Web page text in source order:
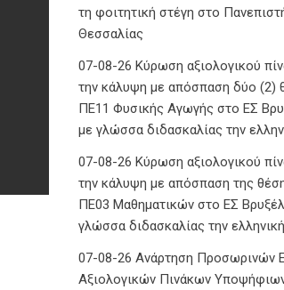
τη φοιτητική στέγη στο
Θεσσαλίας
07-08-26 Κύρωση αξιολογικού
την κάλυψη με απόσπαση δύο (2)
ΠΕ11 Φυσικής Αγωγής στο ΕΣ
με γλώσσα διδασκαλίας την
07-08-26 Κύρωση αξιολογικού
την κάλυψη με απόσπαση της
ΠΕ03 Μαθηματικών στο ΕΣ
γλώσσα διδασκαλίας την ελληνική
07-08-26 Ανάρτηση Προσωρινών
Αξιολογικών Πινάκων